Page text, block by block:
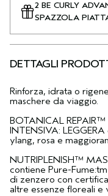
2 BE CURLY
SPAZZOLA
DETTAGLI
Rinforza, idrata o
maschere da viaggio.
BOTANICAL
INTENSIVA:
ylang, rosa e
NUTRIPLENISH™
contiene Pure-
di zenzero con
altre essenze floreali e